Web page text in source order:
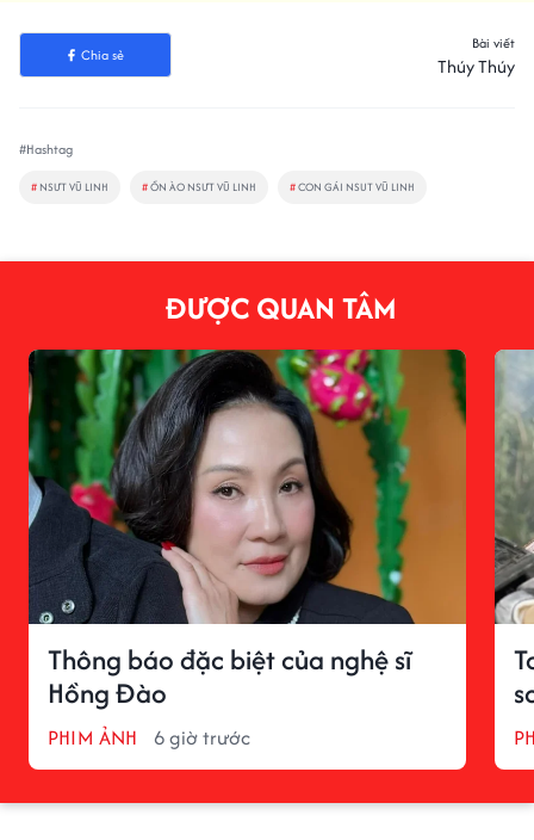
Chia sẻ
Bài viết
Thúy Thúy
#Hashtag
# NSƯT VŨ LINH #ỒN ÀO NSƯT VŨ LINH #CON GÁI NSUT VŨ LINH
ĐƯỢC QUAN TÂM
Thông báo đặc biệt của nghệ sĩ
Hồng Đào
PHIM ẢNH 6 giờ trước